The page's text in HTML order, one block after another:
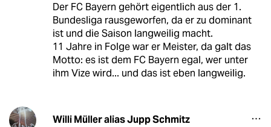
Der FC Bayern gehört eigentlich aus der 1.
Bundesliga rausgeworfen, da er zu dominant
ist und die Saison langweilig macht.
11 Jahre in Folge war er Meister, da galt das
Motto: es ist dem FC Bayern egal, wer unter
ihm Vize wird... und das ist eben langweilig.
Willi Müller alias Jupp Schmitz